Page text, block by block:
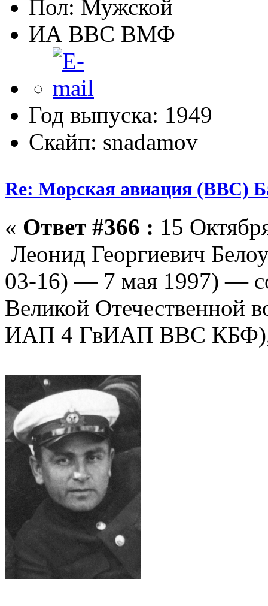
Пол:
ИА ВВС ВМФ
Год выпуска: 1949
Скайп: snadamov
Re: Морская авиация (ВВС)
« Ответ #366 : 15
Леонид Георгиевич
03-16) — 7 мая 1997) —
Великой
ИАП 4 ГвИАП ВВС КБФ),